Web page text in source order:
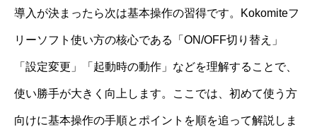
導入が決まったら次は基本操作の習得です。Kokomiteフ
リーソフト使い方の核心である「ON/OFF切り替え」
「設定変更」「起動時の動作」などを理解することで、
使い勝手が大きく向上します。ここでは、初めて使う方
向けに基本操作の手順とポイントを順を追って解説しま